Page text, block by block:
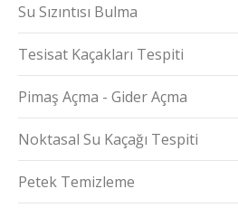
Su Sızıntısı Bulma
Tesisat Kaçakları Tespiti
Pimaş Açma - Gider Açma
Noktasal Su Kaçağı Tespiti
Petek Temizleme